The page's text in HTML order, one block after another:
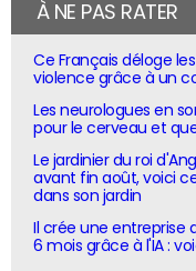
À NE PAS RATER
Ce Français déloge
violence grâce à un
Les neurologues en
pour le cerveau et
Le jardinier du roi
avant fin août, voici
dans son jardin
Il crée une entreprise
6 mois grâce à l'IA :